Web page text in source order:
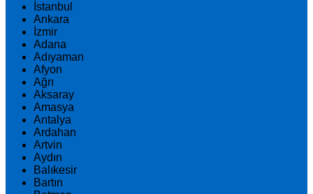
İstanbul
Ankara
İzmir
Adana
Adıyaman
Afyon
Ağrı
Aksaray
Amasya
Antalya
Ardahan
Artvin
Aydın
Balıkesir
Bartın